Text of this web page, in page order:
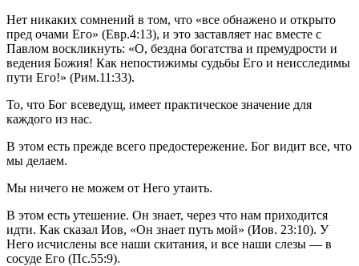
Нет никаких сомнений в том, что «все обнажено и открыто
пред очами Его» (Евр.4:13), и это заставляет нас вместе с
Павлом воскликнуть: «О, бездна богатства и премудрости и
ведения Божия! Как непостижимы судьбы Его и неисследимы
пути Его!» (Рим.11:33).
То, что Бог всеведущ, имеет практическое значение для
каждого из нас.
В этом есть прежде всего предостережение. Бог видит все, что
мы делаем.
Мы ничего не можем от Него утаить.
В этом есть утешение. Он знает, через что нам приходится
идти. Как сказал Иов, «Он знает путь мой» (Иов. 23:10). У
Него исчислены все наши скитания, и все наши слезы — в
сосуде Его (Пс.55:9).